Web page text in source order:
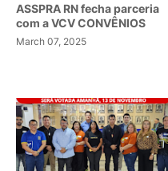
ASSPRA RN fecha parceria
com a VCV CONVÊNIOS
March 07, 2025